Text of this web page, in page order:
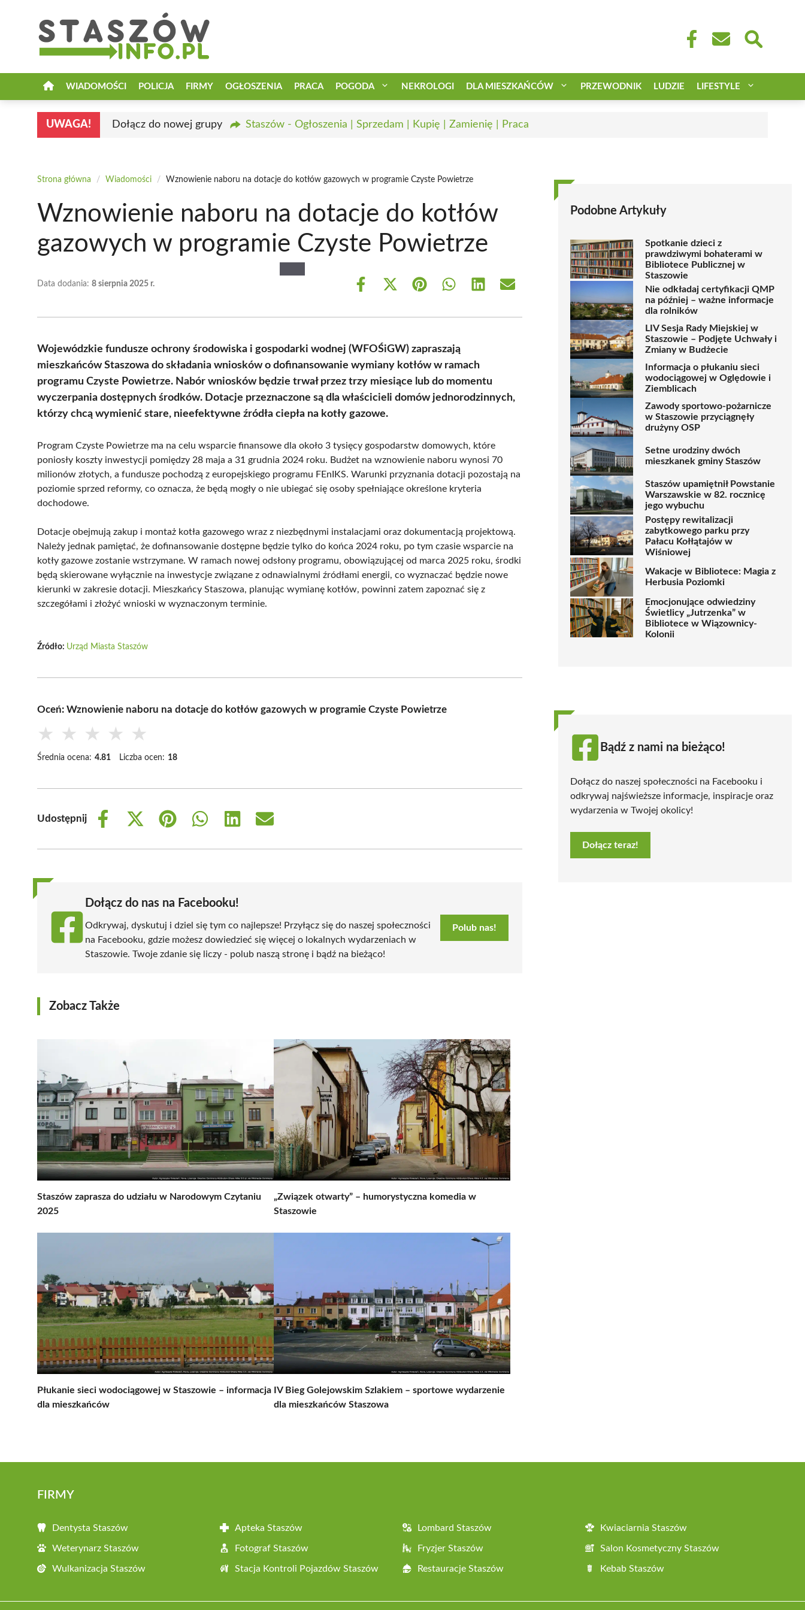
WIADOMOŚCI POLICJA FIRMY OGŁOSZENIA PRACA POGODA NEKROLOGI DLA MIESZKAŃCÓW PRZEWODNIK LUDZIE LIFESTYLE
UWAGA! Dołącz do nowej grupy Staszów - Ogłoszenia | Sprzedam | Kupię | Zamienię | Praca
Strona główna / Wiadomości / Wznowienie naboru na dotacje do kotłów gazowych w programie Czyste Powietrze
Wznowienie naboru na dotacje do kotłów
gazowych w programie Czyste Powietrze
Data dodania: 8 sierpnia 2025 r.
Share
Share
(Twitter)
Share Share Share Share
Wojewódzkie fundusze ochrony środowiska i gospodarki wodnej (WFOŚiGW) zapraszają
mieszkańców Staszowa do składania wniosków o dofinansowanie wymiany kotłów w ramach
programu Czyste Powietrze. Nabór wniosków będzie trwał przez trzy miesiące lub do momentu
wyczerpania dostępnych środków. Dotacje przeznaczone są dla właścicieli domów jednorodzinnych,
którzy chcą wymienić stare, nieefektywne źródła ciepła na kotły gazowe.
Program Czyste Powietrze ma na celu wsparcie finansowe dla około 3 tysięcy gospodarstw domowych, które
poniosły koszty inwestycji pomiędzy 28 maja a 31 grudnia 2024 roku. Budżet na wznowienie naboru wynosi 70
milionów złotych, a fundusze pochodzą z europejskiego programu FEnIKS. Warunki przyznania dotacji pozostają na
poziomie sprzed reformy, co oznacza, że będą mogły o nie ubiegać się osoby spełniające określone kryteria
dochodowe.
Dotacje obejmują zakup i montaż kotła gazowego wraz z niezbędnymi instalacjami oraz dokumentacją projektową.
Należy jednak pamiętać, że dofinansowanie dostępne będzie tylko do końca 2024 roku, po tym czasie wsparcie na
kotły gazowe zostanie wstrzymane. W ramach nowej odsłony programu, obowiązującej od marca 2025 roku, środki
będą skierowane wyłącznie na inwestycje związane z odnawialnymi źródłami energii, co wyznaczać będzie nowe
kierunki w zakresie dotacji. Mieszkańcy Staszowa, planując wymianę kotłów, powinni zatem zapoznać się z
szczegółami i złożyć wnioski w wyznaczonym terminie.
Źródło: Urząd Miasta Staszów
Oceń: Wznowienie naboru na dotacje do kotłów gazowych w programie Czyste Powietrze
★ ★ ★ ★ ★
Średnia ocena: 4.81 Liczba ocen: 18
Udostępnij
Share
Share
(Twitter)
Share
Share
Share
Share
Dołącz do nas na Facebooku!
Odkrywaj, dyskutuj i dziel się tym co najlepsze! Przyłącz się do naszej społeczności
na Facebooku, gdzie możesz dowiedzieć się więcej o lokalnych wydarzeniach w
Staszowie. Twoje zdanie się liczy - polub naszą stronę i bądź na bieżąco!
Polub nas!
Zobacz Także
Staszów zaprasza do udziału w Narodowym Czytaniu
2025
„Związek otwarty” – humorystyczna komedia w
Staszowie
Płukanie sieci wodociągowej w Staszowie – informacja
dla mieszkańców
IV Bieg Golejowskim Szlakiem – sportowe wydarzenie
dla mieszkańców Staszowa
Podobne Artykuły
Spotkanie dzieci z
prawdziwymi bohaterami w
Bibliotece Publicznej w
Staszowie
Nie odkładaj certyfikacji QMP
na później – ważne informacje
dla rolników
LIV Sesja Rady Miejskiej w
Staszowie – Podjęte Uchwały i
Zmiany w Budżecie
Informacja o płukaniu sieci
wodociągowej w Oględowie i
Ziemblicach
Zawody sportowo-pożarnicze
w Staszowie przyciągnęły
drużyny OSP
Setne urodziny dwóch
mieszkanek gminy Staszów
Staszów upamiętnił Powstanie
Warszawskie w 82. rocznicę
jego wybuchu
Postępy rewitalizacji
zabytkowego parku przy
Pałacu Kołłątajów w
Wiśniowej
Wakacje w Bibliotece: Magia z
Herbusia Poziomki
Emocjonujące odwiedziny
Świetlicy „Jutrzenka” w
Bibliotece w Wiązownicy-
Kolonii
Bądź z nami na bieżąco!
Dołącz do naszej społeczności na Facebooku i
odkrywaj najświeższe informacje, inspiracje oraz
wydarzenia w Twojej okolicy!
Dołącz teraz!
FIRMY
Dentysta Staszów Apteka Staszów Lombard Staszów Kwiaciarnia Staszów
Weterynarz Staszów Fotograf Staszów Fryzjer Staszów Salon Kosmetyczny Staszów
Wulkanizacja Staszów Stacja Kontroli Pojazdów Staszów Restauracje Staszów Kebab Staszów